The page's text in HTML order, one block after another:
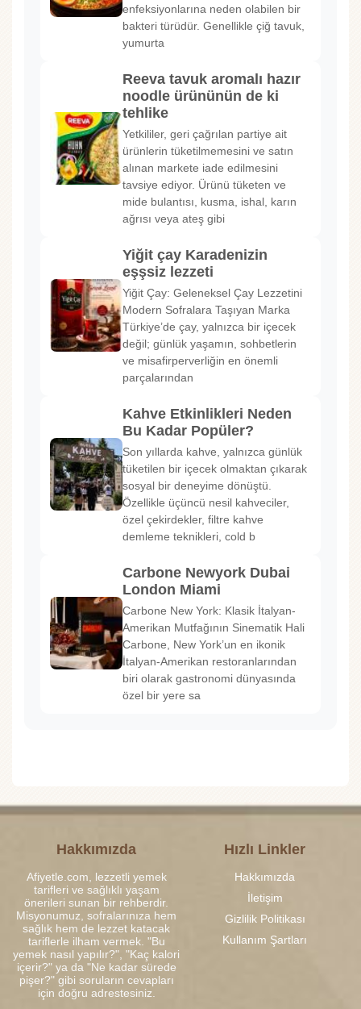
enfeksiyonlarına neden olabilen bir
bakteri türüdür. Genellikle çiğ tavuk,
yumurta
Reeva tavuk aromalı hazır
noodle ürününün de ki
tehlike
Yetkililer, geri çağrılan partiye ait
ürünlerin tüketilmemesini ve satın
alınan markete iade edilmesini
tavsiye ediyor. Ürünü tüketen ve
mide bulantısı, kusma, ishal, karın
ağrısı veya ateş gibi
Yiğit çay Karadenizin
eşşsiz lezzeti
Yiğit Çay: Geleneksel Çay Lezzetini
Modern Sofralara Taşıyan Marka
Türkiye’de çay, yalnızca bir içecek
değil; günlük yaşamın, sohbetlerin
ve misafirperverliğin en önemli
parçalarından
Kahve Etkinlikleri Neden
Bu Kadar Popüler?
Son yıllarda kahve, yalnızca günlük
tüketilen bir içecek olmaktan çıkarak
sosyal bir deneyime dönüştü.
Özellikle üçüncü nesil kahveciler,
özel çekirdekler, filtre kahve
demleme teknikleri, cold b
Carbone Newyork Dubai
London Miami
Carbone New York: Klasik İtalyan-
Amerikan Mutfağının Sinematik Hali
Carbone, New York’un en ikonik
İtalyan-Amerikan restoranlarından
biri olarak gastronomi dünyasında
özel bir yere sa
Hakkımızda
Afiyetle.com, lezzetli yemek
tarifleri ve sağlıklı yaşam
önerileri sunan bir rehberdir.
Misyonumuz, sofralarınıza hem
sağlık hem de lezzet katacak
tariflerle ilham vermek. "Bu
yemek nasıl yapılır?", "Kaç kalori
içerir?" ya da "Ne kadar sürede
pişer?" gibi soruların cevapları
için doğru adrestesiniz.
Hızlı Linkler
Hakkımızda
İletişim
Gizlilik Politikası
Kullanım Şartları